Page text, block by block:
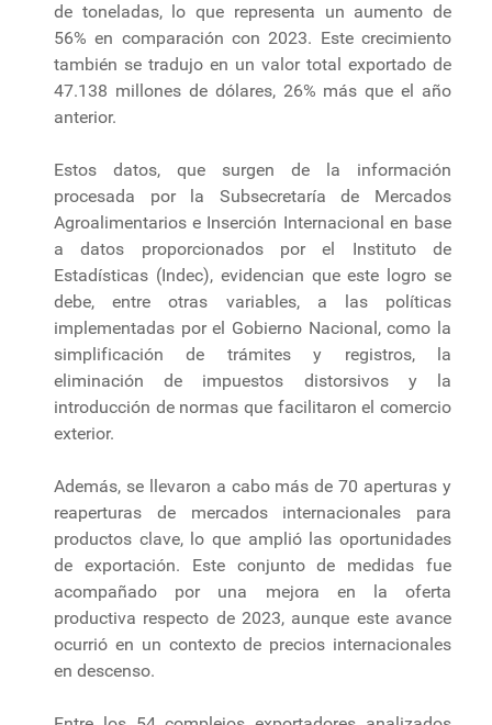
de toneladas, lo que representa un aumento de
56% en comparación con 2023. Este crecimiento
también se tradujo en un valor total exportado de
47.138 millones de dólares, 26% más que el año
anterior.
Estos datos, que surgen de la información
procesada por la Subsecretaría de Mercados
Agroalimentarios e Inserción Internacional en base
a datos proporcionados por el Instituto de
Estadísticas (Indec), evidencian que este logro se
debe, entre otras variables, a las políticas
implementadas por el Gobierno Nacional, como la
simplificación de trámites y registros, la
eliminación de impuestos distorsivos y la
introducción de normas que facilitaron el comercio
exterior.
Además, se llevaron a cabo más de 70 aperturas y
reaperturas de mercados internacionales para
productos clave, lo que amplió las oportunidades
de exportación. Este conjunto de medidas fue
acompañado por una mejora en la oferta
productiva respecto de 2023, aunque este avance
ocurrió en un contexto de precios internacionales
en descenso.